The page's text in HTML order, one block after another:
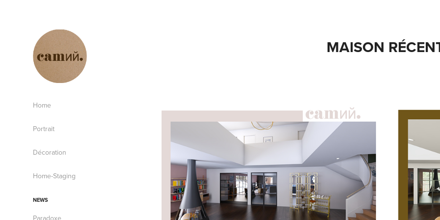
Home
Portrait
Décoration
Home-Staging
NEWS
Paradoxe
MAISON